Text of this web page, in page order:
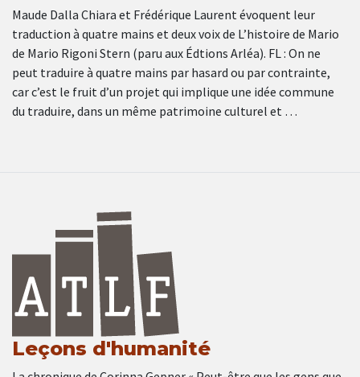
Maude Dalla Chiara et Frédérique Laurent évoquent leur
traduction à quatre mains et deux voix de L’histoire de Mario
de Mario Rigoni Stern (paru aux Édtions Arléa). FL : On ne
peut traduire à quatre mains par hasard ou par contrainte,
car c’est le fruit d’un projet qui implique une idée commune
du traduire, dans un même patrimoine culturel et …
Leçons d'humanité